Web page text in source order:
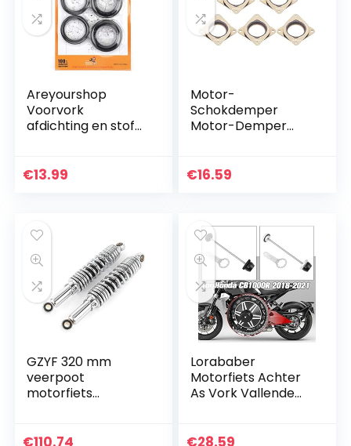
Areyourshop
Voorvork
afdichting en stof
XVS 125 250
€13.99
Motor-
Schokdemper
Motor-Demper
Delig （Willekeurige
€16.59
GZYF 320 mm
veerpoot
motorfiets
ng voor GS125
€110.74
Lorababer
Motorfiets Achter
As Vork Vallende
2018 2019 2020 2021
€28.59